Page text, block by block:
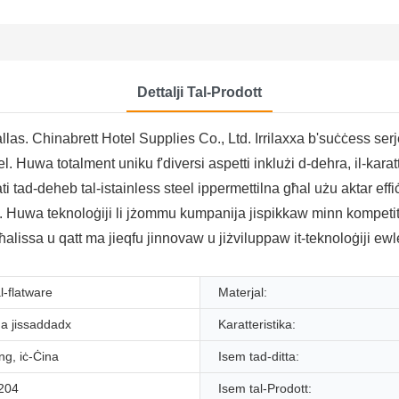
Dettalji Tal-Prodott
Chinabrett Hotel Supplies Co., Ltd. Irrilaxxa b'suċċess
Huwa totalment uniku f'diversi aspetti inklużi d-dehra, il-
tad-deheb tal-istainless steel ippermettilna għal użu aktar
teknoloġiji li jżommu kumpanija jispikkaw minn
u qatt ma jieqfu jinnovaw u jiżviluppaw it-teknoloġiji
flatware Materjal:
jissaddadx Karatteristika:
iċ-Ċina Isem tad-ditta:
Isem tal-Prodott: